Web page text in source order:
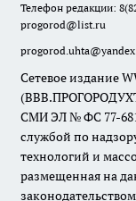
Телефон редакции:
progorod@list.ru
Сетевое издание
СМИ ЭЛ № ФС 77-
службой по
технологий и
размещенная на